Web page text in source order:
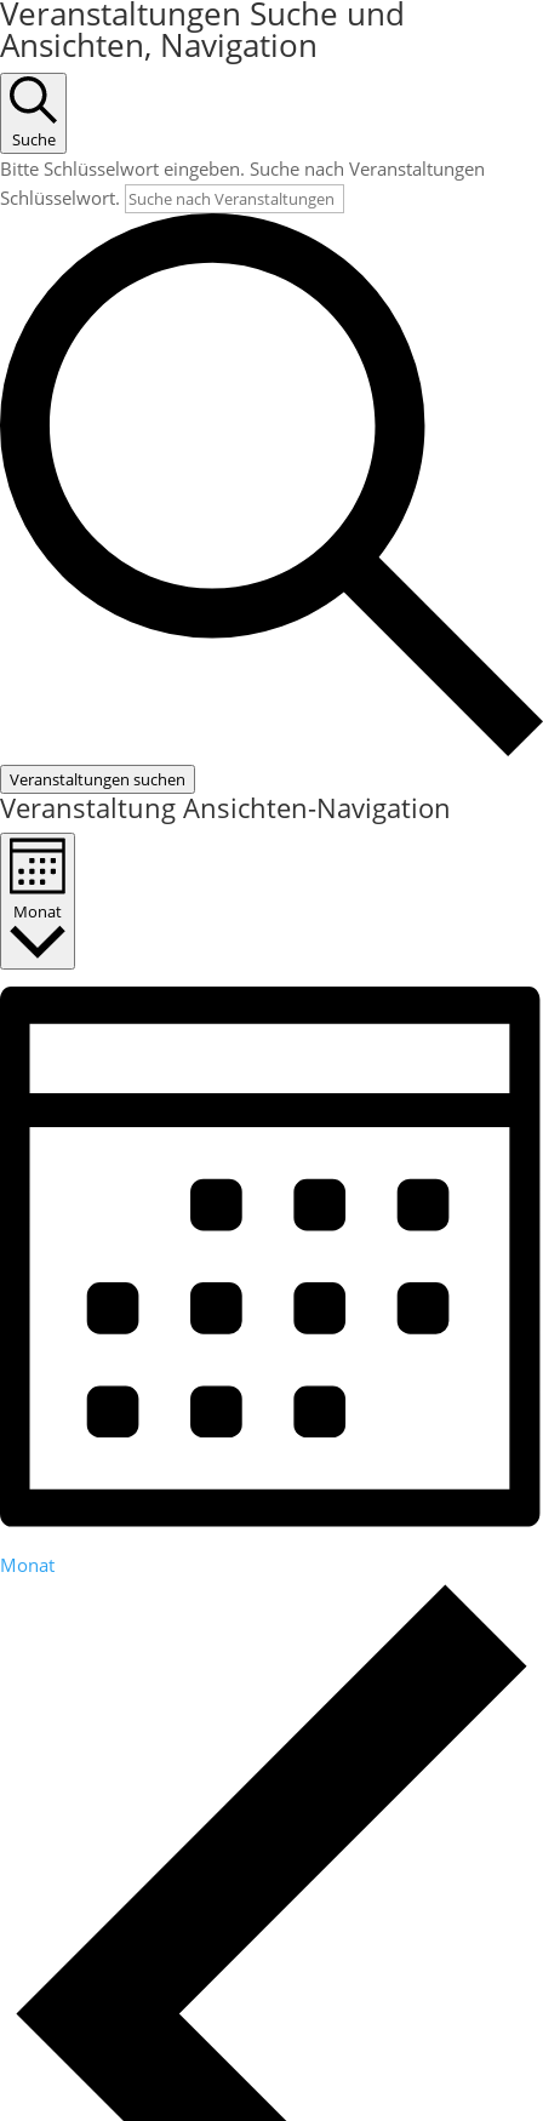
Veranstaltungen Suche und
Ansichten, Navigation
Suche
Bitte Schlüsselwort eingeben. Suche nach Veranstaltungen
Schlüsselwort.
Veranstaltungen suchen
Veranstaltung Ansichten-Navigation
Monat
Monat